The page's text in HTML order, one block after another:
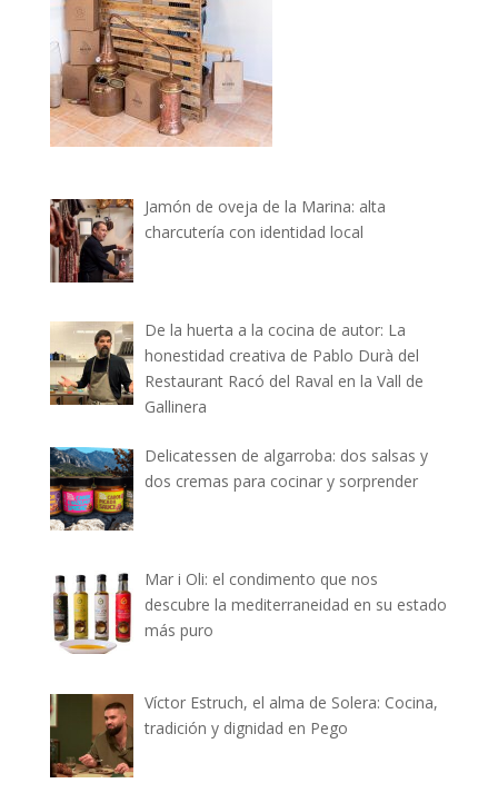
Jamón de oveja de la Marina: alta
charcutería con identidad local
De la huerta a la cocina de autor: La
honestidad creativa de Pablo Durà del
Restaurant Racó del Raval en la Vall de
Gallinera
Delicatessen de algarroba: dos salsas y
dos cremas para cocinar y sorprender
Mar i Oli: el condimento que nos
descubre la mediterraneidad en su estado
más puro
Víctor Estruch, el alma de Solera: Cocina,
tradición y dignidad en Pego